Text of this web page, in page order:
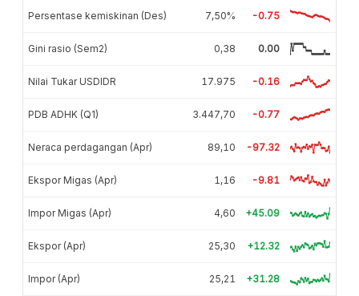
Persentase kemiskinan (Des) 7,50% -0.75
Gini rasio (Sem2) 0,38 0.00
Nilai Tukar USDIDR 17.975 -0.16
PDB ADHK (Q1) 3.447,70 -0.77
Neraca perdagangan (Apr) 89,10 -97.32
Ekspor Migas (Apr) 1,16 -9.81
Impor Migas (Apr) 4,60 +45.09
Ekspor (Apr) 25,30 +12.32
Impor (Apr) 25,21 +31.28